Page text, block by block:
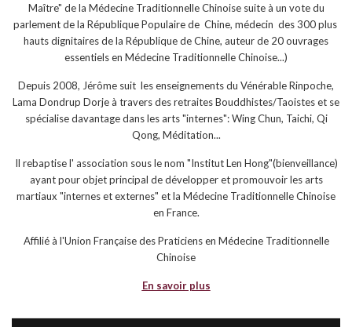
Maître" de la Médecine Traditionnelle Chinoise suite à un vote du
parlement de la République Populaire de Chine, médecin des 300 plus
hauts dignitaires de la République de Chine, auteur de 20 ouvrages
essentiels en Médecine Traditionnelle Chinoise...)
Depuis 2008, Jérôme suit les enseignements du Vénérable Rinpoche,
Lama Dondrup Dorje à travers des retraites Bouddhistes/Taoistes et se
spécialise davantage dans les arts "internes": Wing Chun, Taichi, Qi
Qong, Méditation...
Il rebaptise l' association sous le nom "Institut Len Hong"(bienveillance)
ayant pour objet principal de développer et promouvoir les arts
martiaux "internes et externes" et la Médecine Traditionnelle Chinoise
en France.
Affilié à l'Union Française des Praticiens en Médecine Traditionnelle
Chinoise
En savoir plus